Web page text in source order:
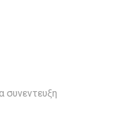
συνεντευξη